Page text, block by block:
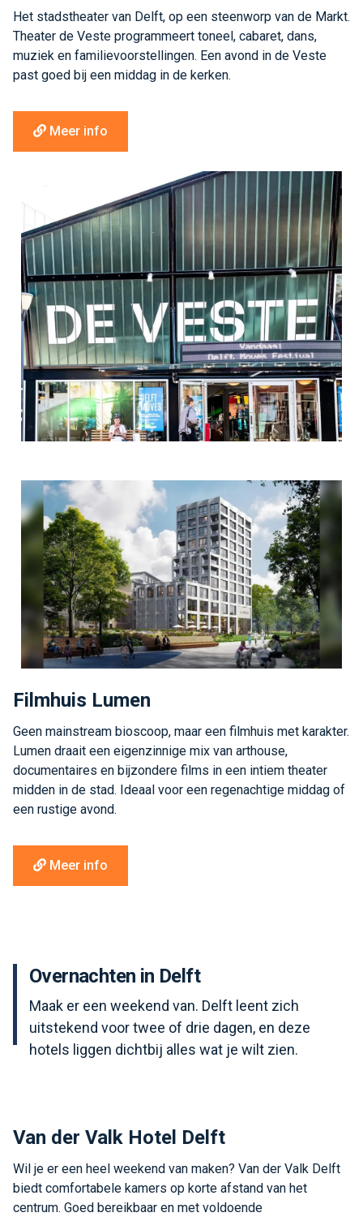
Het stadstheater van Delft, op een steenworp van de Markt.
Theater de Veste programmeert toneel, cabaret, dans,
muziek en familievoorstellingen. Een avond in de Veste
past goed bij een middag in de kerken.
Meer info
Filmhuis Lumen
Geen mainstream bioscoop, maar een filmhuis met karakter.
Lumen draait een eigenzinnige mix van arthouse,
documentaires en bijzondere films in een intiem theater
midden in de stad. Ideaal voor een regenachtige middag of
een rustige avond.
Meer info
Overnachten in Delft
Maak er een weekend van. Delft leent zich
uitstekend voor twee of drie dagen, en deze
hotels liggen dichtbij alles wat je wilt zien.
Van der Valk Hotel Delft
Wil je er een heel weekend van maken? Van der Valk Delft
biedt comfortabele kamers op korte afstand van het
centrum. Goed bereikbaar en met voldoende